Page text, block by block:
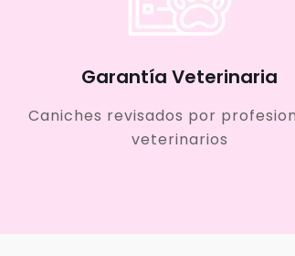
Garantía Veterinaria
Caniches revisados por
veterinarios